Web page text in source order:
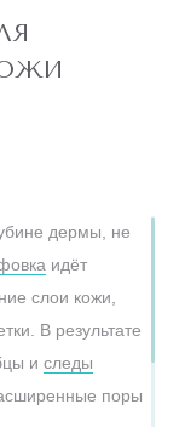
защищают
дермы, не
идёт
слои кожи,
В результате
и следы
поры